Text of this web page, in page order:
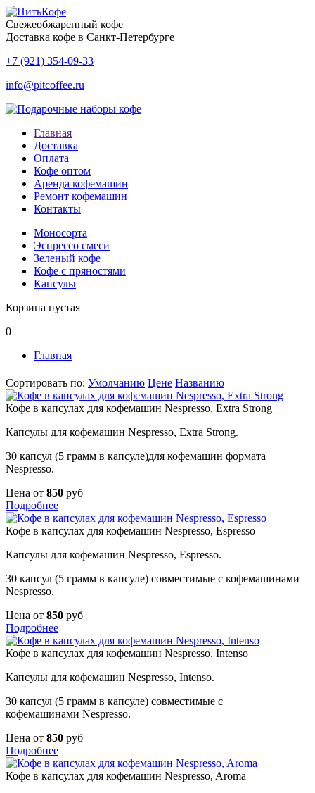
Свежеобжаренный кофе
Доставка кофе в Санкт-Петербурге
+7 (921) 354-09-33
info@pitcoffee.ru
Главная
Доставка
Оплата
Кофе оптом
Аренда кофемашин
Ремонт кофемашин
Контакты
Моносорта
Эспрессо смеси
Зеленый кофе
Кофе с пряностями
Капсулы
Корзина пустая
0
Главная
Сортировать по: Умолчанию Цене Названию
Кофе в капсулах для кофемашин Nespresso, Extra Strong
Капсулы для кофемашин Nespresso, Extra Strong.
30 капсул (5 грамм в капсуле)для кофемашин формата
Nespresso.
Цена от 850 руб
Подробнее
Кофе в капсулах для кофемашин Nespresso, Espresso
Капсулы для кофемашин Nespresso, Espresso.
30 капсул (5 грамм в капсуле) совместимые с кофемашинами
Nespresso.
Цена от 850 руб
Подробнее
Кофе в капсулах для кофемашин Nespresso, Intenso
Капсулы для кофемашин Nespresso, Intenso.
30 капсул (5 грамм в капсуле) совместимые с
кофемашинами Nespresso.
Цена от 850 руб
Подробнее
Кофе в капсулах для кофемашин Nespresso, Aroma